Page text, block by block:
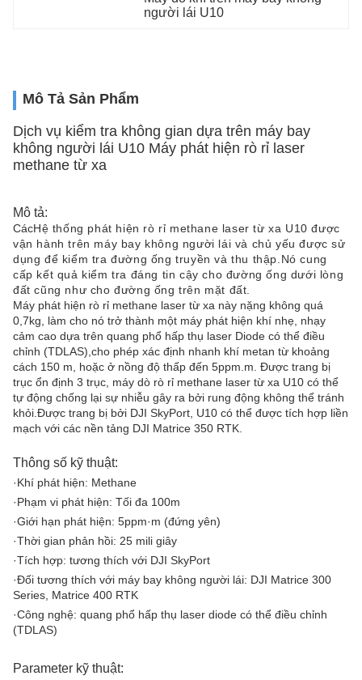
người lái U10
Mô Tả Sản Phẩm
Dịch vụ kiểm tra không gian dựa trên máy bay
không người lái U10 Máy phát hiện rò rỉ laser
methane từ xa
Mô tả:
CácHệ thống phát hiện rò rỉ methane laser từ xa U10 được
vận hành trên máy bay không người lái và chủ yếu được sử
dụng để kiểm tra đường ống truyền và thu thập.Nó cung
cấp kết quả kiểm tra đáng tin cậy cho đường ống dưới lòng
đất cũng như cho đường ống trên mặt đất
Máy phát hiện rò rỉ methane laser từ xa này nặng không quá
0,7kg, làm cho nó trở thành một máy phát hiện khí nhẹ, nhạy
cảm cao dựa trên quang phổ hấp thụ laser Diode có thể điều
chỉnh (TDLAS),cho phép xác định nhanh khí metan từ khoảng
cách 150 m, hoặc ở nồng độ thấp đến 5ppm.m. Được trang bị
trục ổn định 3 trục, máy dò rò rỉ methane laser từ xa U10 có thể
tự động chống lại sự nhiễu gây ra bởi rung động không thể tránh
khỏi.Được trang bị bởi DJI SkyPort, U10 có thể được tích hợp liền
mạch với các nền tảng DJI Matrice 350 RTK.
Thông số kỹ thuật:
·Khí phát hiện: Methane
·Phạm vi phát hiện: Tối đa 100m
·Giới hạn phát hiện: 5ppm·m (đứng yên)
·Thời gian phản hồi: 25 mili giây
·Tích hợp: tương thích với DJI SkyPort
·Đối tương thích với máy bay không người lái: DJI Matrice 300
Series, Matrice 400 RTK
·Công nghệ: quang phổ hấp thụ laser diode có thể điều chỉnh
(TDLAS)
Parameter kỹ thuật: